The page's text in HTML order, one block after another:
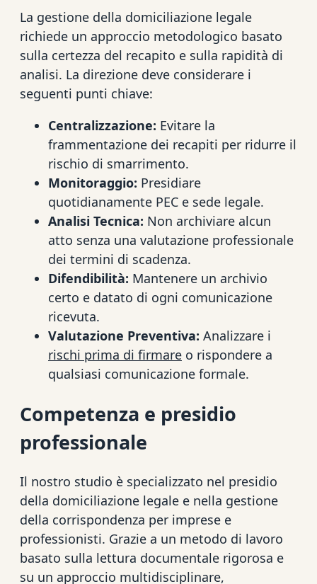
La gestione della domiciliazione legale
richiede un approccio metodologico basato
sulla certezza del recapito e sulla rapidità di
analisi. La direzione deve considerare i
seguenti punti chiave:
Centralizzazione: Evitare la
frammentazione dei recapiti per ridurre il
rischio di smarrimento.
Monitoraggio: Presidiare
quotidianamente PEC e sede legale.
Analisi Tecnica: Non archiviare alcun
atto senza una valutazione professionale
dei termini di scadenza.
Difendibilità: Mantenere un archivio
certo e datato di ogni comunicazione
ricevuta.
Valutazione Preventiva: Analizzare i
rischi prima di firmare o rispondere a
qualsiasi comunicazione formale.
Competenza e presidio
professionale
Il nostro studio è specializzato nel presidio
della domiciliazione legale e nella gestione
della corrispondenza per imprese e
professionisti. Grazie a un metodo di lavoro
basato sulla lettura documentale rigorosa e
su un approccio multidisciplinare,